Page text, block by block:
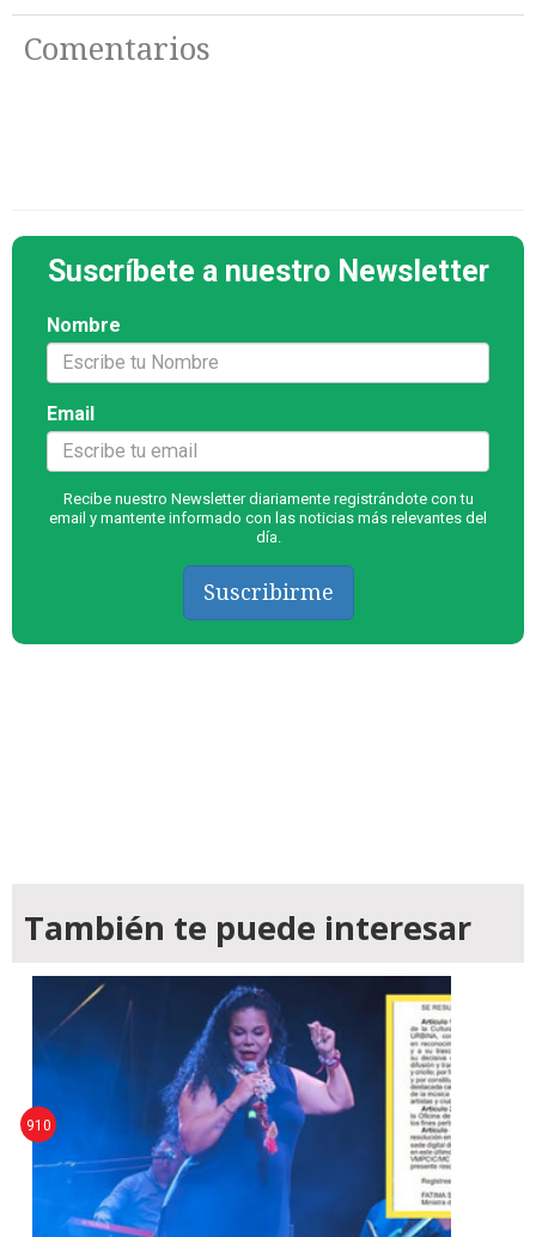
Comentarios
Suscríbete a nuestro Newsletter
Nombre
Email
Recibe nuestro Newsletter diariamente registrándote con tu
email y mantente informado con las noticias más relevantes del
día.
Suscribirme
También te puede interesar
910